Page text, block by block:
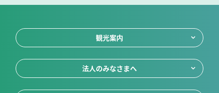
観光案内
法人のみなさまへ